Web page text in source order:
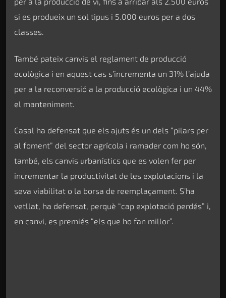
si es produeix un sol tipus i 5.000 euros per a dos
classes.
També pateix canvis el reglament de producció
ecològica i en aquest cas s’incrementa un 31% l’ajuda
per a la reconversió a la producció ecològica i un 44%
el manteniment.
Casal ha defensat que els ajuts és un dels “pilars per
al foment” del sector agrícola i ramader com ho són,
també, els canvis urbanístics que es volen fer per
incrementar la productivitat de les explotacions i la
seva viabilitat o la borsa de reemplaçament. S’ha
vetllat, ha defensat, perquè “cap explotació perdés” i,
en canvi, es premiés “els que ho fan millor”.